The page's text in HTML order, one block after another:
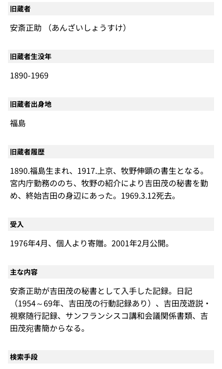
旧蔵者
安斎正助 （あんざいしょうすけ）
旧蔵者生没年
1890-1969
旧蔵者出身地
福島
旧蔵者履歴
1890.福島生まれ、1917.上京、牧野伸顕の書生となる。
宮内庁勤務ののち、牧野の紹介により吉田茂の秘書を勤
め、終始吉田の身辺にあった。1969.3.12死去。
受入
1976年4月、個人より寄贈。2001年2月公開。
主な内容
安斎正助が吉田茂の秘書として入手した記録。日記
（1954～69年、吉田茂の行動記録あり）、吉田茂遊説・
視察随行記録、サンフランシスコ講和会議関係書類、吉
田茂宛書簡からなる。
検索手段